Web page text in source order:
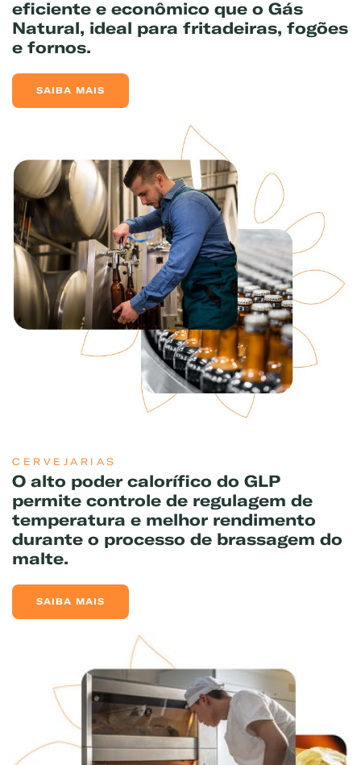
eficiente e econômico que o Gás
Natural, ideal para fritadeiras, fogões
e fornos.
SAIBA MAIS
CERVEJARIAS
O alto poder calorífico do GLP
permite controle de regulagem de
temperatura e melhor rendimento
durante o processo de brassagem do
malte.
SAIBA MAIS